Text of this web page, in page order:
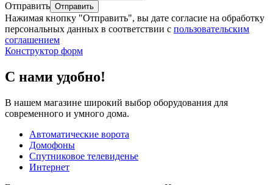
Отправить
Нажимая кнопку "Отправить", вы дате согласие на обработку
персональных данных в соответствии с пользовательским
соглашением
Конструктор форм
С нами удобно!
В нашем магазине широкий выбор оборудования для
современного и умного дома.
Автоматические ворота
Домофоны
Спутниковое телевиденье
Интернет